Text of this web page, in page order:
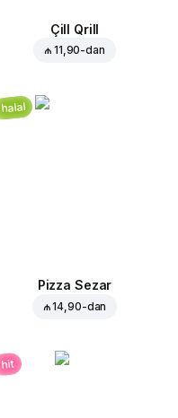
Çill Qrill
₼ 11,90-dan
halal
Pizza Sezar
₼ 14,90-dan
hit